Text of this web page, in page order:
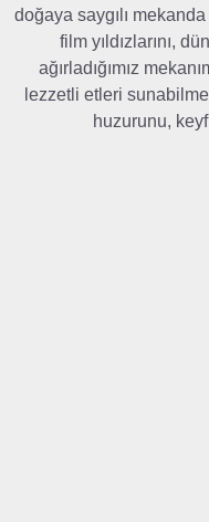
doğaya saygılı
film yıldızlarını,
ağırladığımız
lezzetli etleri
huzurunu,